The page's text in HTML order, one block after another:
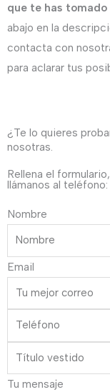
mamá
cantidad
que te has tomado
abajo en la
contacta con
para aclarar tus
¿Te lo quieres
nosotras.
Rellena el
llámanos al
Nombre
Email
Tu mensaje